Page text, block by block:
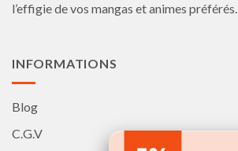
l’effigie de vos mangas et animes préférés.
INFORMATIONS
Blog
C.G.V